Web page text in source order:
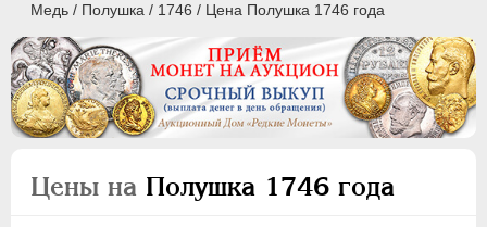
Медь / Полушка / 1746 / Цена Полушка 1746 года
Цены на Полушка 1746 года
ПEТР I 1699 - 1725
ПЕТР II 1727-1729